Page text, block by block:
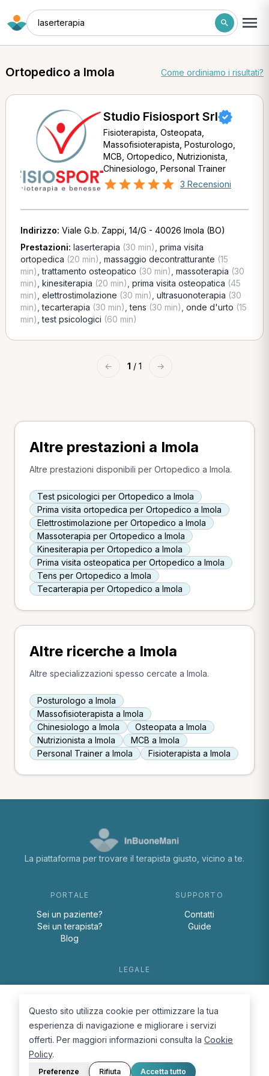
laserterapia
Ortopedico a Imola Come ordiniamo i risultati?
Studio Fisiosport Srl
Fisioterapista, Osteopata,
Massofisioterapista, Posturologo,
MCB, Ortopedico, Nutrizionista,
Chinesiologo, Personal Trainer
3 Recensioni
Indirizzo: Viale G.b. Zappi, 14/G - 40026 Imola (BO)
Prestazioni: laserterapia (30 min) prima visita
ortopedica (20 min) massaggio decontratturante (15
min) ,trattamento osteopatico (30 min) massoterapia (30
min) kinesiterapia (20 min) prima visita osteopatica (45
min) elettrostimolazione (30 min) ultrasuonoterapia (30
min) ,tecarterapia (30 min) ,tens (30 min) onde d'urto (15
min) ,test psicologici (60 min)
← 1 / 1 →
Altre prestazioni a Imola
Altre prestazioni disponibili per Ortopedico a Imola.
Test psicologici per Ortopedico a Imola
Prima visita ortopedica per Ortopedico a Imola
Elettrostimolazione per Ortopedico a Imola
Massoterapia per Ortopedico a Imola
Kinesiterapia per Ortopedico a Imola
Prima visita osteopatica per Ortopedico a Imola
Tens per Ortopedico a Imola
Tecarterapia per Ortopedico a Imola
Altre ricerche a Imola
Altre specializzazioni spesso cercate a Imola.
Posturologo a Imola
Massofisioterapista a Imola
Chinesiologo a Imola
Osteopata a Imola
Nutrizionista a Imola
MCB a Imola
Personal Trainer a Imola
Fisioterapista a Imola
La piattaforma per trovare il terapista giusto, vicino a te.
PORTALE
Sei un paziente?
Sei un terapista?
Blog
SUPPORTO
Contatti
Guide
LEGALE
Cookie Policy
Questo sito utilizza cookie per ottimizzare la tua
esperienza di navigazione e migliorare i servizi
offerti. Per maggiori informazioni consulta la Cookie
Policy.
Preferenze Rifiuta Accetta tutto